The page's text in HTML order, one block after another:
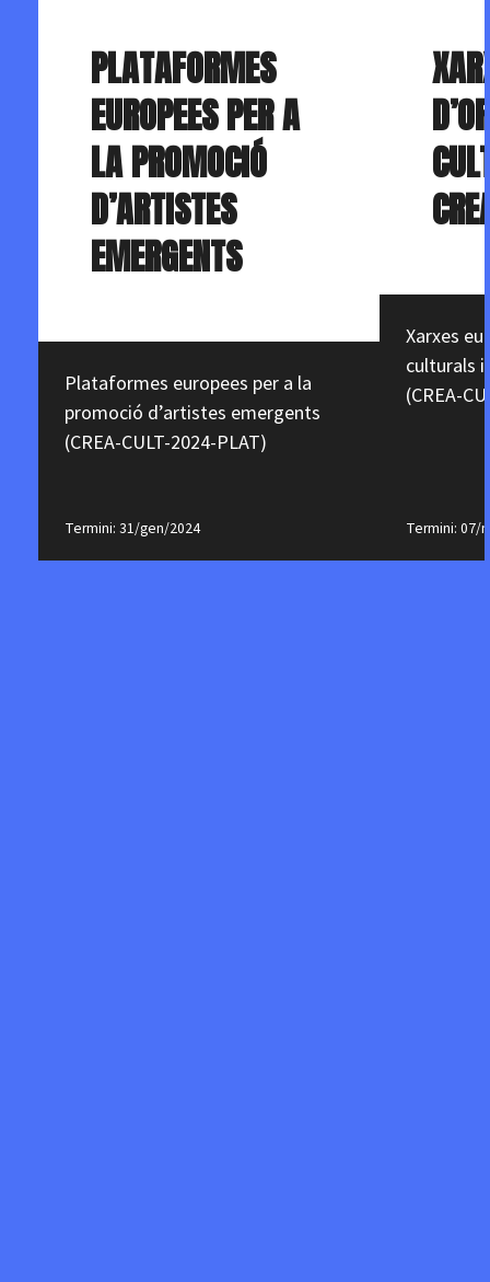
PLATAFORMES
EUROPEES PER A
LA PROMOCIÓ
D’ARTISTES
EMERGENTS
Plataformes europees per a la
promoció d’artistes emergents
(CREA-CULT-2024-PLAT)
Termini: 31/gen/2024
Xarxes
culturals
(CREA-
Termini: 07/